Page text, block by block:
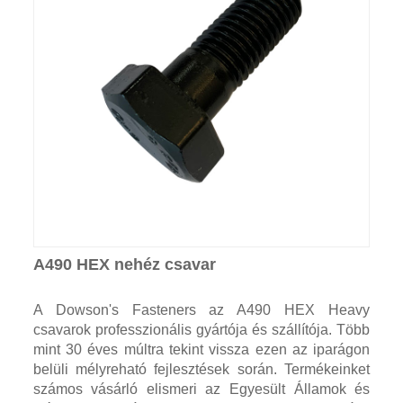
A490 HEX nehéz csavar
A Dowson's Fasteners az A490 HEX Heavy
csavarok professzionális gyártója és szállítója. Több
mint 30 éves múltra tekint vissza ezen az iparágon
belüli mélyreható fejlesztések során. Termékeinket
számos vásárló elismeri az Egyesült Államok és